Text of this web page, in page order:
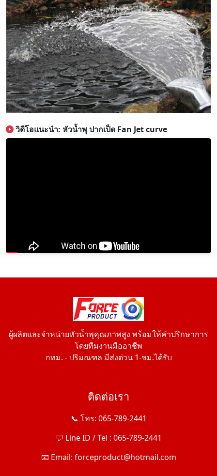
วิดีโอแนะนำ: หัวน้ำพุ ปากเป็ด Fan Jet curve
ผู้ผลิตและจำหน่ายหัวน้ำพุคุณภาพสูง พร้อมให้คำปรึกษาการ
โดยทีมงานมืออาชีพ
กทม. - ปริมณฑล มีส่งด่วน 1-ชม.ได้รับ
ติดต่อเรา
📞 โทร: 065-789-2441
💬 Line ID / Tel : 065-789-2441
📧 Email: forceproduct@hotmail.com